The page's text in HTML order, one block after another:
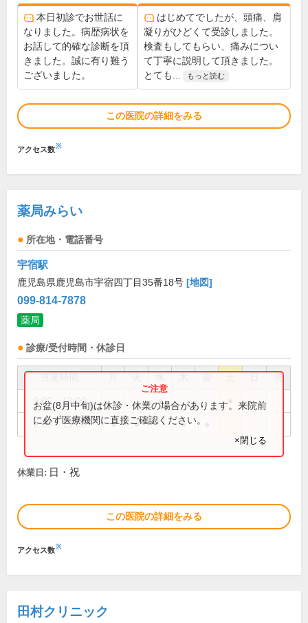
本日初診でお世話に
なりました。病歴病状を
お話して的確な診断を頂
きました。誠に有り難う
ございました。
はじめてでしたが、頭痛、肩
凝りがひどくて受診しました。
検査もしてもらい、痛みについ
て丁寧に説明して頂きました。
とても...
もっと読む
この医院の詳細をみる
アクセス数※
薬局みらい
所在地・電話番号
宇宿駅
鹿児島県鹿児島市宇宿四丁目35番18号 [地図]
099-814-7878
薬局
診療/受付時間・休診日
祝
9:00～13:00 ●
9:00～19:00 ● ● ●
お盆(8月中旬)は休診・休業の場合があります。来院前
に必ず医療機関に直接ご確認ください。
×閉じる
休業日: 日・祝
この医院の詳細をみる
アクセス数※
田村クリニック